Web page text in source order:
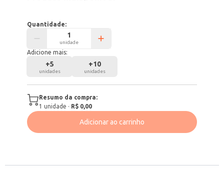
Quantidade:
unidade
Adicione mais:
+5
unidades
+10
unidades
Resumo da compra:
1 unidade · R$ 0,00
Adicionar ao carrinho